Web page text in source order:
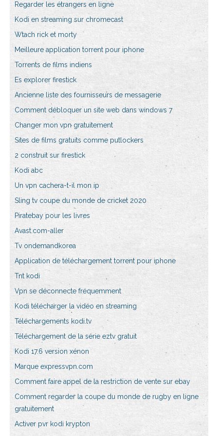
Regarder les étrangers en ligne
Kodi en streaming sur chromecast
Wtach rick et morty
Meilleure application torrent pour iphone
Torrents de films indiens
Es explorer firestick
Ancienne liste des fournisseurs de messagerie
Comment débloquer un site web dans windows 7
Changer mon vpn gratuitement
Sites de films gratuits comme putlockers
2 construit sur firestick
Kodi abc
Un vpn cachera-t-il mon ip
Sling tv coupe du monde de cricket 2020
Piratebay pour les livres
Avast.com-aller
Tv ondemandkorea
Application de téléchargement torrent pour iphone
Tnt kodi
Vpn se déconnecte fréquemment
Kodi télécharger la vidéo en streaming
Téléchargements kodi.tv
Téléchargement de la série eztv gratuit
Kodi 17.6 version xénon
Marque expressvpn.com
Comment faire appel de la restriction de vente sur ebay
Comment regarder la coupe du monde de rugby en ligne
gratuitement
Activer pvr kodi krypton